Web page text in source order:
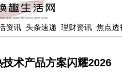
资讯 头条速递 理财资讯 焦点透
术产品方案闪耀2026